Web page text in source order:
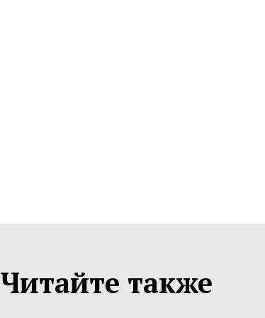
Читайте также